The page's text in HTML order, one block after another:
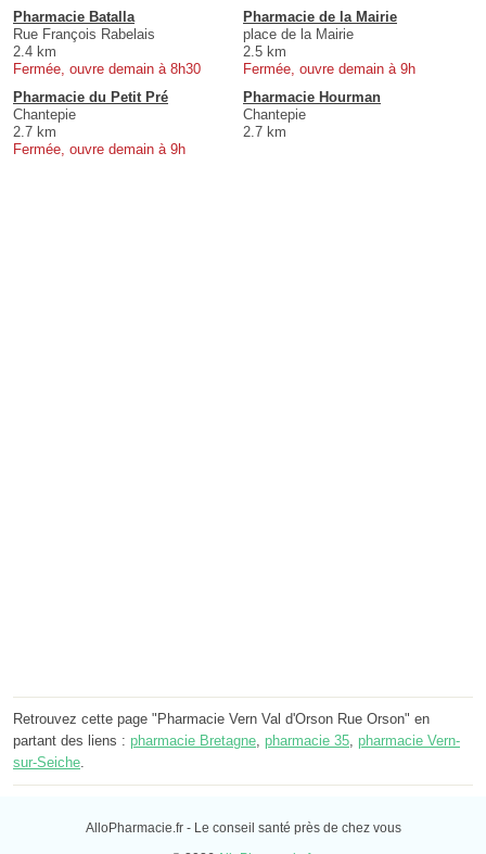
Pharmacie Batalla
Rue François Rabelais
2.4 km
Fermée, ouvre demain à 8h30
Pharmacie de la Mairie
place de la Mairie
2.5 km
Fermée, ouvre demain à 9h
Pharmacie du Petit Pré
Chantepie
2.7 km
Fermée, ouvre demain à 9h
Pharmacie Hourman
Chantepie
2.7 km
Retrouvez cette page "Pharmacie Vern Val d'Orson Rue Orson" en
partant des liens : pharmacie Bretagne, pharmacie 35, pharmacie Vern-
sur-Seiche.
AlloPharmacie.fr - Le conseil santé près de chez vous